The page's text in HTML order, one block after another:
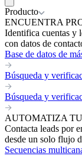
Producto
ENCUENTRA
Identifica cuentas y
con datos de
Base de datos de
Búsqueda y
Búsqueda y
AUTOMATIZA
Contacta leads por
desde un solo flujo
Secuencias